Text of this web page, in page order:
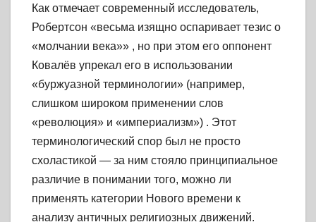
Как отмечает современный исследователь,
Робертсон «весьма изящно оспаривает тезис о
«молчании века»» , но при этом его оппонент
Ковалёв упрекал его в использовании
«буржуазной терминологии» (например,
слишком широком применении слов
«революция» и «империализм») . Этот
терминологический спор был не просто
схоластикой — за ним стояло принципиальное
различие в понимании того, можно ли
применять категории Нового времени к
анализу античных религиозных движений.